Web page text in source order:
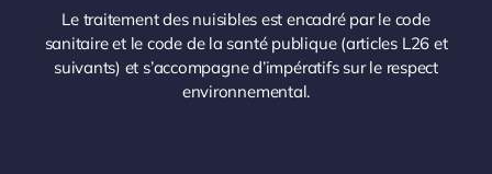
Le traitement des nuisibles est encadré par le code
sanitaire et le code de la santé publique (articles L26 et
suivants) et s’accompagne d’impératifs sur le respect
environnemental.